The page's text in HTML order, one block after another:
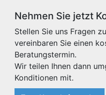
Nehmen Sie jetzt
Stellen Sie uns Fragen
vereinbaren Sie einen
Beratungstermin.
Wir teilen Ihnen dann
Konditionen mit.